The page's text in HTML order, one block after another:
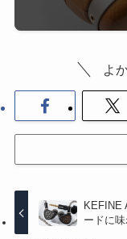
よ
KEFINE
ードに